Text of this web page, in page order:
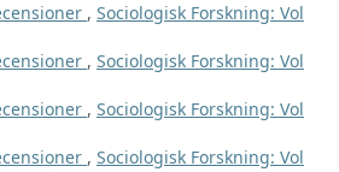
, Sociologisk Forskning: Vol
, Sociologisk Forskning: Vol
, Sociologisk Forskning: Vol
, Sociologisk Forskning: Vol